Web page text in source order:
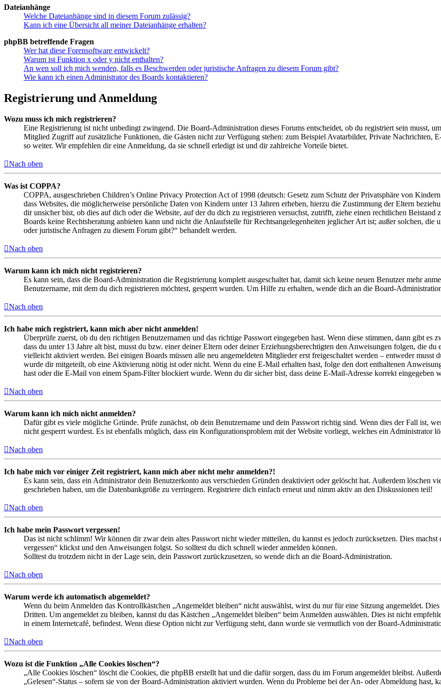
Dateianhänge
Welche Dateianhänge sind in diesem Forum zulässig?
Kann ich eine Übersicht all meiner Dateianhänge erhalten?
phpBB betreffende Fragen
Wer hat diese Forensoftware entwickelt?
Warum ist Funktion x oder y nicht enthalten?
An wen soll ich mich wenden, falls es Beschwerden oder juristische Anfragen zu diesem Forum gibt?
Wie kann ich einen Administrator des Boards kontaktieren?
Registrierung und Anmeldung
Wozu muss ich mich registrieren?
Eine Registrierung ist nicht unbedingt zwingend. Die Board-Administration dieses Forums entscheidet, ob du registriert sein musst,
Mitglied Zugriff auf zusätzliche Funktionen, die Gästen nicht zur Verfügung stehen: zum Beispiel Avatarbilder, Private Nachrichten,
so weiter. Wir empfehlen dir eine Anmeldung, da sie schnell erledigt ist und dir zahlreiche Vorteile bietet.
Nach oben
Was ist COPPA?
COPPA, ausgeschrieben Children’s Online Privacy Protection Act of 1998 (deutsch: Gesetz zum Schutz der Privatsphäre von
dass Websites, die möglicherweise persönliche Daten von Kindern unter 13 Jahren erheben, hierzu die Zustimmung der Eltern
dir unsicher bist, ob dies auf dich oder die Website, auf der du dich zu registrieren versuchst, zutrifft, ziehe einen rechtlichen
Boards keine Rechtsberatung anbieten kann und nicht die Anlaufstelle für Rechtsangelegenheiten jeglicher Art ist; außer solchen,
oder juristische Anfragen zu diesem Forum gibt?“ behandelt werden.
Nach oben
Warum kann ich mich nicht registrieren?
Es kann sein, dass die Board-Administration die Registrierung komplett ausgeschaltet hat, damit sich keine neuen Benutzer mehr
Benutzername, mit dem du dich registrieren möchtest, gesperrt wurden. Um Hilfe zu erhalten, wende dich an die Board-
Nach oben
Ich habe mich registriert, kann mich aber nicht anmelden!
Überprüfe zuerst, ob du den richtigen Benutzernamen und das richtige Passwort eingegeben hast. Wenn diese stimmen, dann gibt es
dass du unter 13 Jahre alt bist, musst du bzw. einer deiner Eltern oder deiner Erziehungsberechtigten den Anweisungen folgen, die
vielleicht aktiviert werden. Bei einigen Boards müssen alle neu angemeldeten Mitglieder erst freigeschaltet werden – entweder musst
wurde dir mitgeteilt, ob eine Aktivierung nötig ist oder nicht. Wenn du eine E-Mail erhalten hast, folge den dort enthaltenen
hast oder die E-Mail von einem Spam-Filter blockiert wurde. Wenn du dir sicher bist, dass deine E-Mail-Adresse korrekt eingegeben
Nach oben
Warum kann ich mich nicht anmelden?
Dafür gibt es viele mögliche Gründe. Prüfe zunächst, ob dein Benutzername und dein Passwort richtig sind. Wenn dies der Fall ist,
nicht gesperrt wurdest. Es ist ebenfalls möglich, dass ein Konfigurationsproblem mit der Website vorliegt, welches ein Administrator
Nach oben
Ich habe mich vor einiger Zeit registriert, kann mich aber nicht mehr anmelden?!
Es kann sein, dass ein Administrator dein Benutzerkonto aus verschieden Gründen deaktiviert oder gelöscht hat. Außerdem löschen
geschrieben haben, um die Datenbankgröße zu verringern. Registriere dich einfach erneut und nimm aktiv an den Diskussionen teil!
Nach oben
Ich habe mein Passwort vergessen!
Das ist nicht schlimm! Wir können dir zwar dein altes Passwort nicht wieder mitteilen, du kannst es jedoch zurücksetzen. Dies
vergessen“ klickst und den Anweisungen folgst. So solltest du dich schnell wieder anmelden können.
Solltest du trotzdem nicht in der Lage sein, dein Passwort zurückzusetzen, so wende dich an die Board-Administration.
Nach oben
Warum werde ich automatisch abgemeldet?
Wenn du beim Anmelden das Kontrollkästchen „Angemeldet bleiben“ nicht auswählst, wirst du nur für eine Sitzung angemeldet.
Dritten. Um angemeldet zu bleiben, kannst du das Kästchen „Angemeldet bleiben“ beim Anmelden auswählen. Dies ist nicht
in einem Internetcafé, befindest. Wenn diese Option nicht zur Verfügung steht, dann wurde sie vermutlich von der Board-
Nach oben
Wozu ist die Funktion „Alle Cookies löschen“?
„Alle Cookies löschen“ löscht die Cookies, die phpBB erstellt hat und die dafür sorgen, dass du im Forum angemeldet bleibst.
„Gelesen“-Status – sofern sie von der Board-Administration aktiviert wurden. Wenn du Probleme bei der An- oder Abmeldung hast,